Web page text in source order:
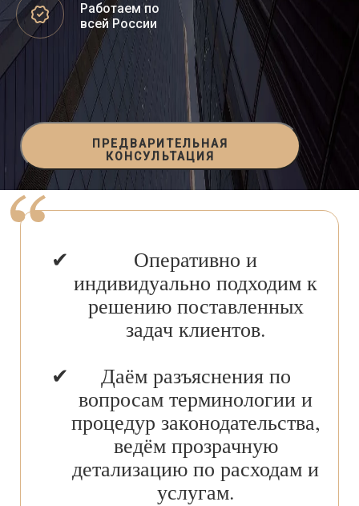
Работаем по
всей России
ПРЕДВАРИТЕЛЬНАЯ
КОНСУЛЬТАЦИЯ
Оперативно и
индивидуально подходим к
решению поставленных
задач клиентов.
Даём разъяснения по
вопросам терминологии и
процедур законодательства,
ведём прозрачную
детализацию по расходам и
услугам.